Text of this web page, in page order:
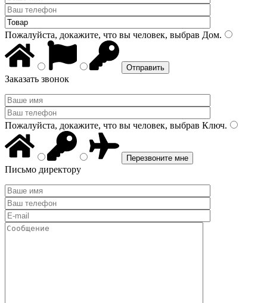
Пожалуйста, докажите, что вы человек, выбрав Дом.
Заказать звонок
Пожалуйста, докажите, что вы человек, выбрав Ключ.
Письмо директору